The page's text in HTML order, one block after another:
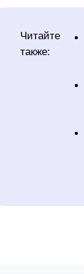
Читайте
также: